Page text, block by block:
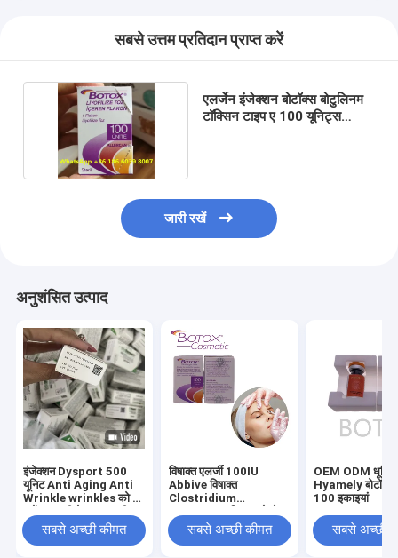
सबसे उत्तम प्रतिदान प्राप्त करें
एलर्जेन इंजेक्शन बोटॉक्स बोटुलिनम
टॉक्सिन टाइप ए 100 यूनिट्स
जारी रखें
अनुशंसित उत्पाद
इंजेक्शन Dysport 500
यूनिट Anti Aging Anti
Wrinkle wrinkles को दूर
सूखा पाउडर
सबसे अच्छी कीमत
विषाक्त एलर्जी 100IU
Abbive विषाक्त
Clostridium
की रेखाओं को हटाने के लिए
सबसे अच्छी कीमत
OEM ODM धूमिल
Hyamely
100 इकाइयां
सबसे अच्छी